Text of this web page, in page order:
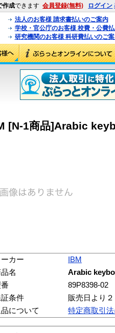
作成できます 会員登録(無料) ログイン
法人のお客様 請求書払いのご案内
学校・官公庁のお客様 校費・公費
研究機関のお客様 科研費払いのご
[N-1商品]Arabic
ーカー
IBM
名
Arabic
89P8398-02
条件
販売日より
について
特定商取引